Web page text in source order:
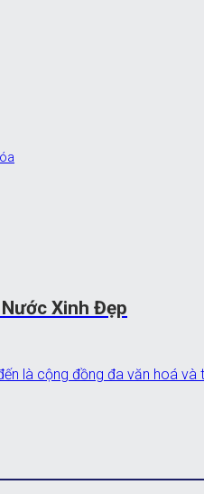
Xinh Đẹp
là cộng đồng đa văn hoá